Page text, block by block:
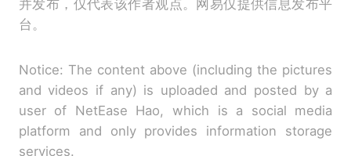
并发布，仅代表该作者观点。网易仅提供信息发布平
台。
Notice: The content above (including the pictures
and videos if any) is uploaded and posted by a
user of NetEase Hao, which is a social media
platform and only provides information storage
services.